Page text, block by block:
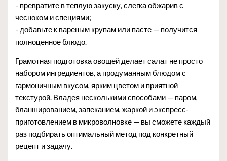
- превратите в теплую закуску, слегка обжарив с
чесноком и специями;
- добавьте к вареным крупам или пасте — получится
полноценное блюдо.
Грамотная подготовка овощей делает салат не просто
набором ингредиентов, а продуманным блюдом с
гармоничным вкусом, ярким цветом и приятной
текстурой. Владея несколькими способами — паром,
бланшированием, запеканием, жаркой и экспресс-
приготовлением в микроволновке — вы сможете каждый
раз подбирать оптимальный метод под конкретный
рецепт и задачу.